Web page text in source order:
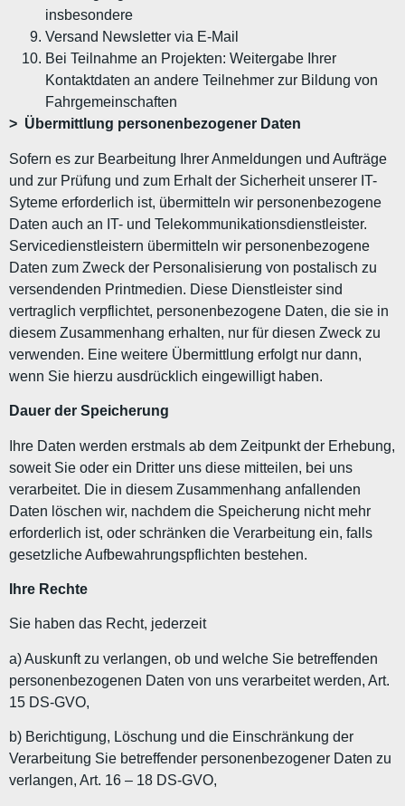
insbesondere
Versand Newsletter via E-Mail
Bei Teilnahme an Projekten: Weitergabe Ihrer
Kontaktdaten an andere Teilnehmer zur Bildung von
Fahrgemeinschaften
> Übermittlung personenbezogener Daten
Sofern es zur Bearbeitung Ihrer Anmeldungen und Aufträge
und zur Prüfung und zum Erhalt der Sicherheit unserer IT-
Syteme erforderlich ist, übermitteln wir personenbezogene
Daten auch an IT- und Telekommunikationsdienstleister.
Servicedienstleistern übermitteln wir personenbezogene
Daten zum Zweck der Personalisierung von postalisch zu
versendenden Printmedien. Diese Dienstleister sind
vertraglich verpflichtet, personenbezogene Daten, die sie in
diesem Zusammenhang erhalten, nur für diesen Zweck zu
verwenden. Eine weitere Übermittlung erfolgt nur dann,
wenn Sie hierzu ausdrücklich eingewilligt haben.
Dauer der Speicherung
Ihre Daten werden erstmals ab dem Zeitpunkt der Erhebung,
soweit Sie oder ein Dritter uns diese mitteilen, bei uns
verarbeitet. Die in diesem Zusammenhang anfallenden
Daten löschen wir, nachdem die Speicherung nicht mehr
erforderlich ist, oder schränken die Verarbeitung ein, falls
gesetzliche Aufbewahrungspflichten bestehen.
Ihre Rechte
Sie haben das Recht, jederzeit
a) Auskunft zu verlangen, ob und welche Sie betreffenden
personenbezogenen Daten von uns verarbeitet werden, Art.
15 DS-GVO,
b) Berichtigung, Löschung und die Einschränkung der
Verarbeitung Sie betreffender personenbezogener Daten zu
verlangen, Art. 16 – 18 DS-GVO,